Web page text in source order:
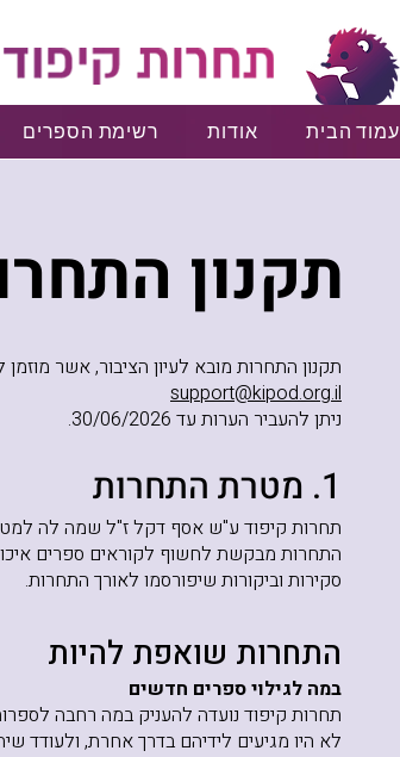
עמוד הבית אודות רשימת הספרים
תקנון
תקנון התחרות מובא לעיון הציבור, אשר
support@kipod.org.il
ניתן להעביר הערות עד 30/06/2026.
1. מטרת התחרות
תחרות קיפוד ע"ש אסף דקל ז"ל שמה לה
התחרות מבקשת לחשוף לקוראים ספרים
סקירות וביקורות שיפורסמו לאורך התחרות.
התחרות שואפת להיות
במה לגילוי ספרים חדשים
תחרות קיפוד נועדה להעניק במה רחבה
לא היו מגיעים לידיהם בדרך אחרת, ולעודד